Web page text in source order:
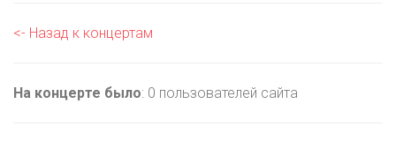
<- Назад к концертам
На концерте было: 0 пользователей сайта